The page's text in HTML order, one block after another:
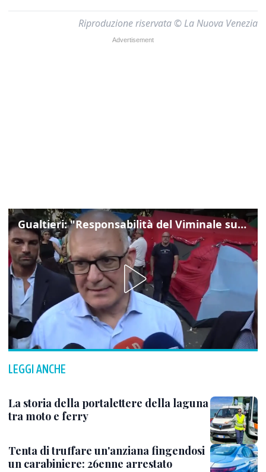
Riproduzione riservata © La Nuova Venezia
Gualtieri: "Responsabilità del Viminale su Spin Time? La posizione dei partiti è nota"
LEGGI ANCHE
La storia della portalettere della laguna
tra moto e ferry
Tenta di truffare un'anziana fingendosi
un carabiniere: 26enne arrestato